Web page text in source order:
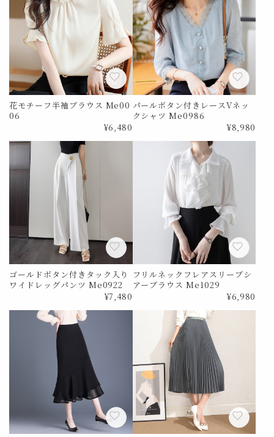
花モチーフ半袖ブラウス Me00
06
¥6,480
パールボタン付きレースVネッ
クシャツ Me0986
¥8,980
ゴールドボタン付きタック入り
ワイドレッグパンツ Me0922
¥7,480
フリルネックフレアスリーブシ
アーブラウス Me1029
¥6,980